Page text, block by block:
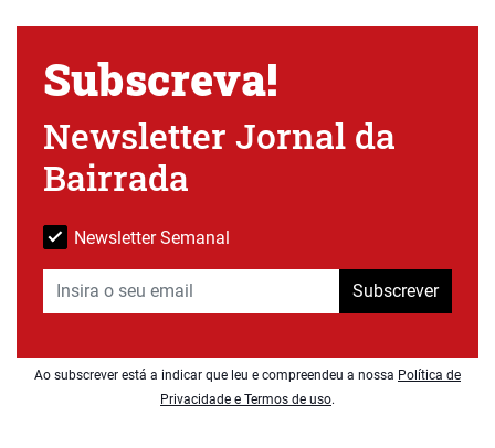
Subscreva!
Newsletter Jornal da
Bairrada
Newsletter Semanal
Subscrever
Ao subscrever está a indicar que leu e compreendeu a nossa Política de
Privacidade e Termos de uso.